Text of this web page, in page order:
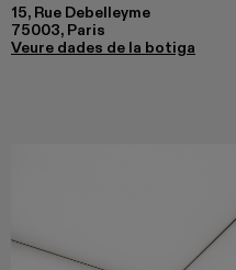
15, Rue Debelleyme
75003, Paris
Veure dades de la botiga